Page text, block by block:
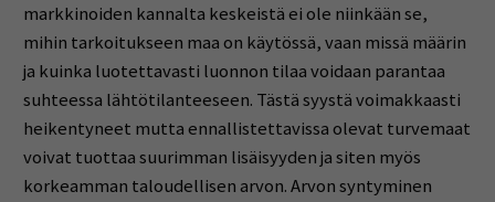
markkinoiden kannalta keskeistä ei ole niinkään se,
mihin tarkoitukseen maa on käytössä, vaan missä määrin
ja kuinka luotettavasti luonnon tilaa voidaan parantaa
suhteessa lähtötilanteeseen. Tästä syystä voimakkaasti
heikentyneet mutta ennallistettavissa olevat turvemaat
voivat tuottaa suurimman lisäisyyden ja siten myös
korkeamman taloudellisen arvon. Arvon syntyminen